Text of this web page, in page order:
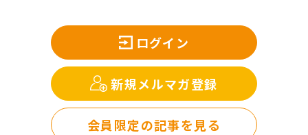
ログイン
新規メルマガ登録
会員限定の記事を見る